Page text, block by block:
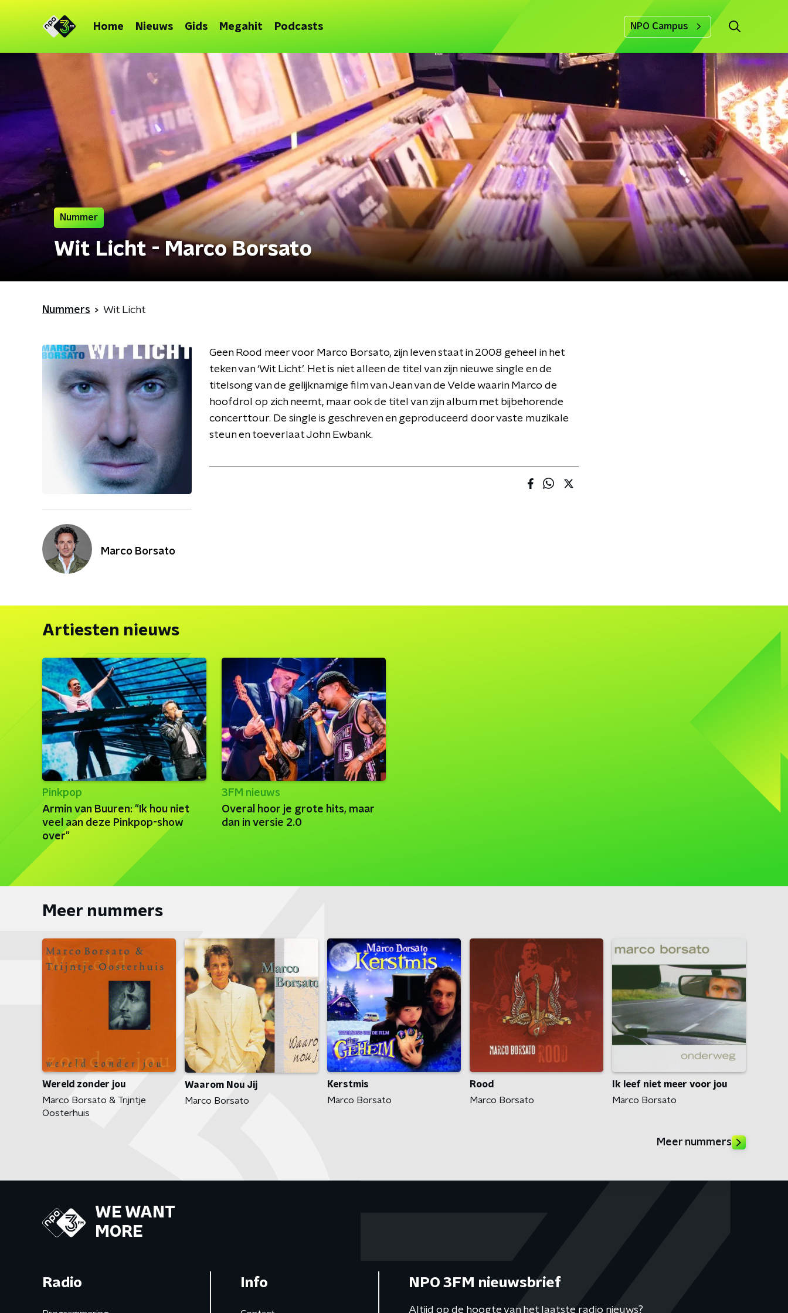
Home Nieuws Gids Megahit Podcasts NPO Campus
Nummer
Wit Licht - Marco Borsato
Nummers Wit Licht
Marco Borsato
Geen Rood meer voor Marco Borsato, zijn leven staat in 2008 geheel in het
teken van ‘Wit Licht’. Het is niet alleen de titel van zijn nieuwe single en de
titelsong van de gelijknamige film van Jean van de Velde waarin Marco de
hoofdrol op zich neemt, maar ook de titel van zijn album met bijbehorende
concerttour. De single is geschreven en geproduceerd door vaste muzikale
steun en toeverlaat John Ewbank.
Artiesten nieuws
Pinkpop
Armin van Buuren: "Ik hou niet
veel aan deze Pinkpop-show
over"
3FM nieuws
Overal hoor je grote hits, maar
dan in versie 2.0
Meer nummers
Wereld zonder jou
Marco Borsato & Trijntje
Oosterhuis
Waarom Nou Jij
Marco Borsato
Kerstmis
Marco Borsato
Rood
Marco Borsato
Ik leef niet meer voor jou
Marco Borsato
Meer nummers
WE WANT
MORE
Radio Info NPO 3FM nieuwsbrief
Altijd op de hoogte van het laatste radio nieuws?